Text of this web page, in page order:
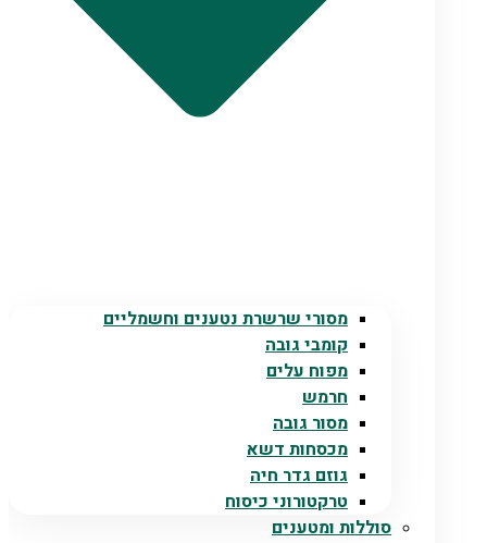
מסורי שרשרת נטענים וחשמליים
קומבי גובה
מפוח עלים
חרמש
מסור גובה
מכסחות דשא
גוזם גדר חיה
טרקטורוני כיסוח
סוללות ומטענים